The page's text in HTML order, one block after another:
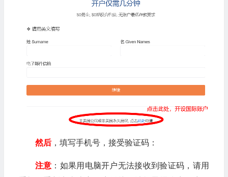
然后，填写手机号，接受验证码：
注意 ：如果用电脑开户无法接收到验证码，请用